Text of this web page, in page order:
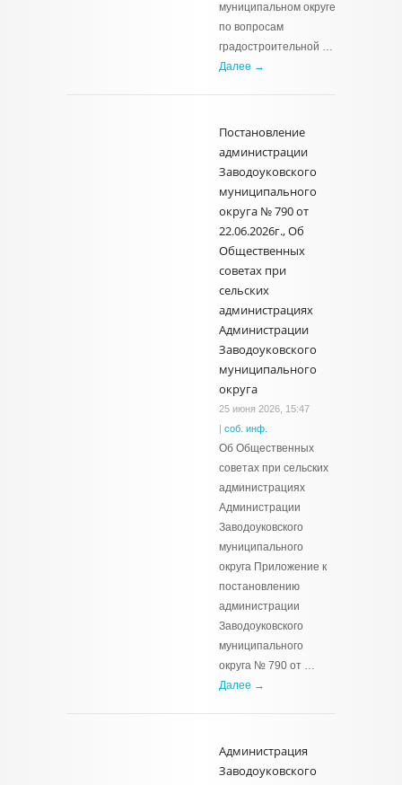
муниципальном округе
по вопросам
градостроительной …
Далее →
Постановление
администрации
Заводоуковского
муниципального
округа № 790 от
22.06.2026г., Об
Общественных
советах при
сельских
администрациях
Администрации
Заводоуковского
муниципального
округа
25 июня 2026, 15:47
| соб. инф.
Об Общественных
советах при сельских
администрациях
Администрации
Заводоуковского
муниципального
округа Приложение к
постановлению
администрации
Заводоуковского
муниципального
округа № 790 от …
Далее →
Администрация
Заводоуковского